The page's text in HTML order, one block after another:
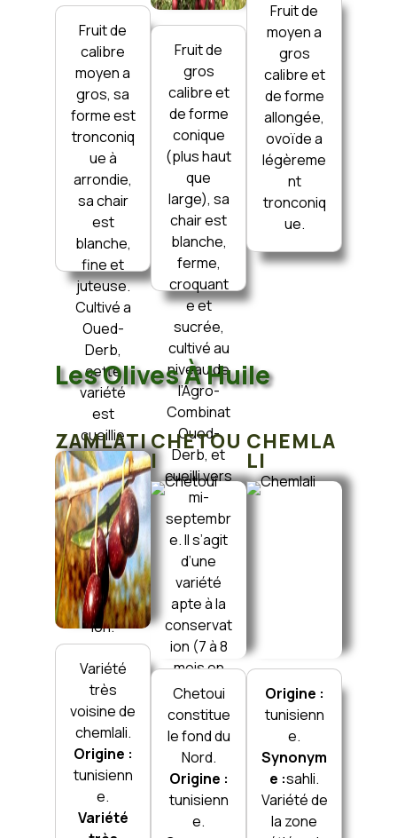
Fruit de
calibre
moyen a
gros, sa
forme est
tronconiq
ue à
arrondie,
sa chair
est
blanche,
fine et
juteuse.
Cultivé a
Oued-
Derb,
cette
variété
est
cueillie
vers mi-
septembr
e, et elle
se
caractéris
e par sa
bonne
conservat
ion.
Fruit de
gros
calibre et
de forme
conique
(plus haut
que
large), sa
chair est
blanche,
ferme,
croquant
e et
sucrée,
cultivé au
niveau de
l’Agro-
Combinat
Oued-
Derb, et
cueilli vers
mi-
septembr
e. Il s’agit
d’une
variété
apte à la
conservat
ion (7 à 8
mois en
chambre
froide).
Fruit de
moyen a
gros
calibre et
de forme
allongée,
ovoïde a
légèreme
nt
tronconiq
ue.
Les Olives À Huile
ZAMLATI
Variété
très
voisine de
chemlali.
Origine :
tunisienn
e.
Variété
CHETOU
I
Chetoui
constitue
le fond du
Nord.
Origine :
tunisienn
e.
CHEMLA
LI
Origine :
tunisienn
e.
Synonym
e :sahli.
Variété de
la zone